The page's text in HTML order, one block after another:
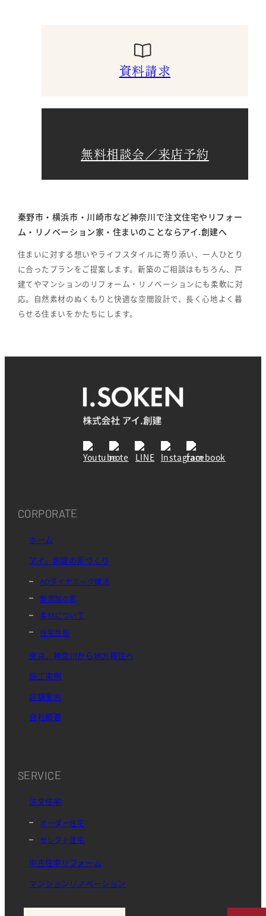
資料請求
無料相談会／来店予約
秦野市・横浜市・川崎市など神奈川で注文住宅やリフォー
ム・リノベーション家・住まいのことならアイ.創建へ
住まいに対する想いやライフスタイルに寄り添い、一人ひとり
に合ったプランをご提案します。新築のご相談はもちろん、戸
建てやマンションのリフォーム・リノベーションにも柔軟に対
応。自然素材のぬくもりと快適な空間設計で、長く心地よく暮
らせる住まいをかたちにします。
CORPORATE
ホーム
アイ．創建の家づくり
AQダイナミック構法
無添加の家
素材について
住宅性能
東京、神奈川から地方移住へ
施工実例
店舗案内
会社概要
SERVICE
注文住宅
オーダー住宅
セレクト住宅
中古住宅リフォーム
マンションリノベーション